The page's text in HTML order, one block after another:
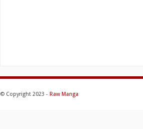
© Copyright 2023 - Raw Manga